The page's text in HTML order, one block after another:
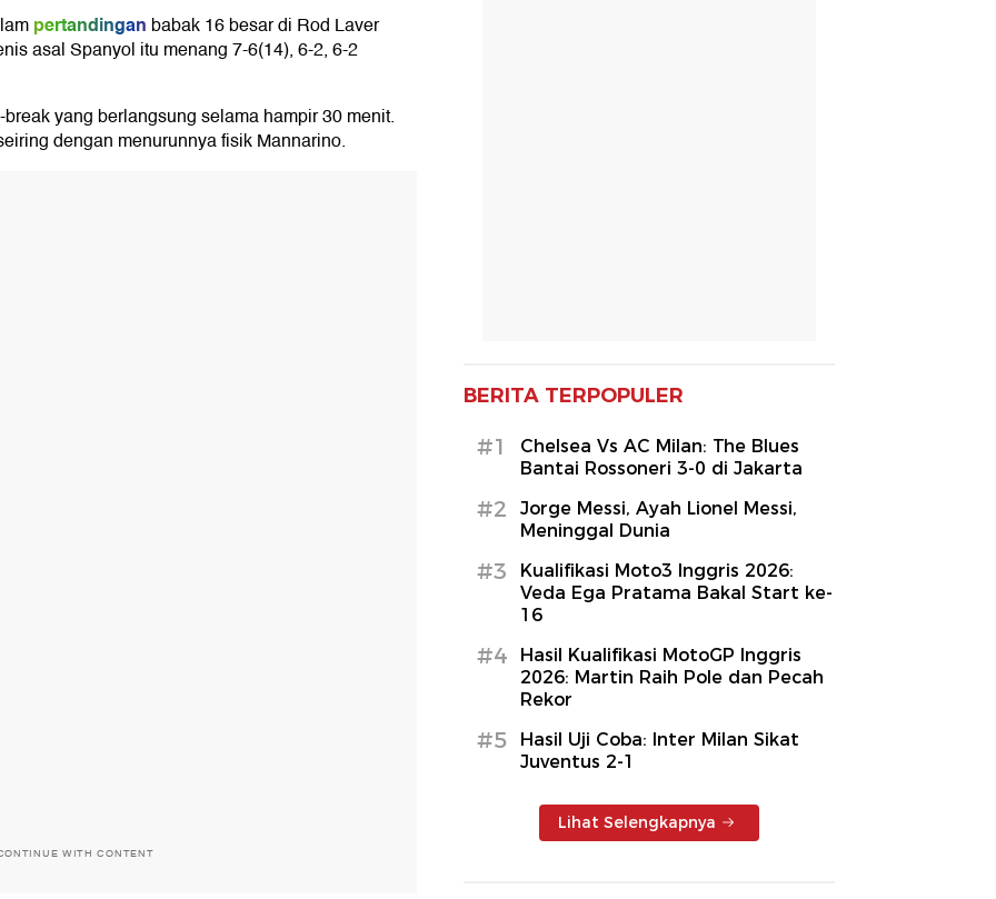
pertandingan babak 16 besar di Rod Laver
asal Spanyol itu menang 7-6(14), 6-2, 6-2
yang berlangsung selama hampir 30 menit.
dengan menurunnya fisik Mannarino.
WITH CONTENT
BERITA TERPOPULER
#1
Chelsea Vs AC Milan: The Blues
Bantai Rossoneri 3-0 di Jakarta
#2
Jorge Messi, Ayah Lionel Messi,
Meninggal Dunia
#3
Kualifikasi Moto3 Inggris 2026:
Veda Ega Pratama Bakal Start ke-
16
#4
Hasil Kualifikasi MotoGP Inggris
2026: Martin Raih Pole dan Pecah
Rekor
#5
Hasil Uji Coba: Inter Milan Sikat
Juventus 2-1
Lihat Selengkapnya